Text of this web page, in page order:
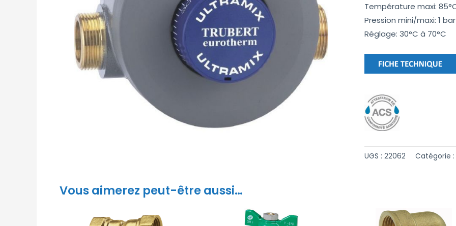
Température maxi:
Pression mini/maxi: 1
Réglage: 30°C à 70°C
UGS :22062 Catégorie
Vous aimerez peut-être aussi…